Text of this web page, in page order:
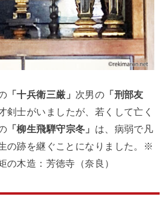
「十兵衛三厳」 次男の 「刑部友
剣士がいましたが、若くして亡く
「柳生飛騨守宗冬」 は、病弱で凡
の跡を継ぐことになりました。※
の木造：芳徳寺（奈良）